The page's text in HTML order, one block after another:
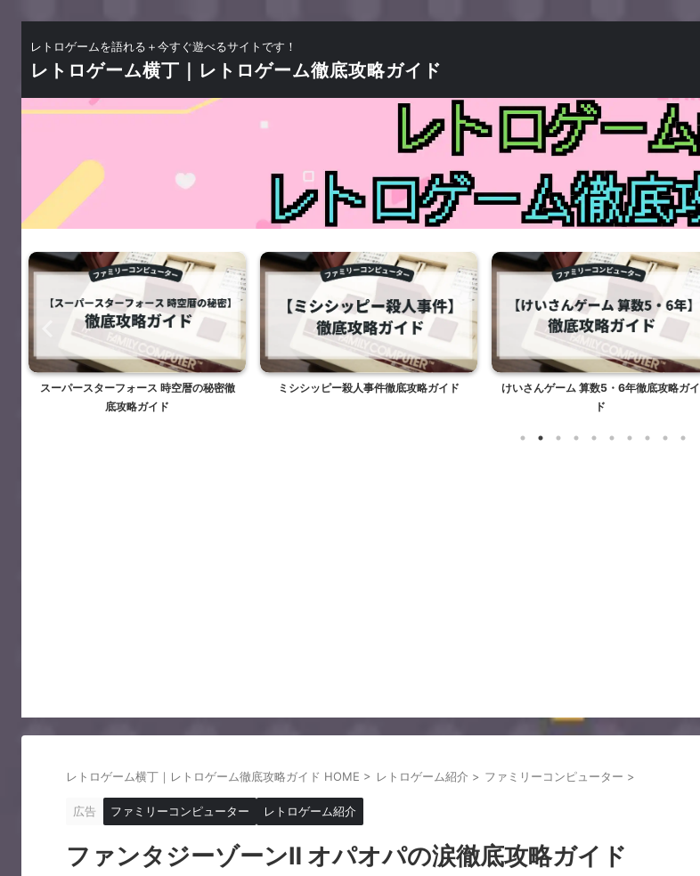
レトロゲームを語れる＋今すぐ遊べるサイトです！
レトロゲーム横丁｜レトロゲーム徹底攻略ガイド
スーパースターフォース 時空暦の秘密徹
底攻略ガイド
ミシシッピー殺人事件徹底攻略ガイド
けいさんゲーム 算数5・6年徹底攻略ガイ
ド
レトロゲーム横丁｜レトロゲーム徹底攻略ガイド HOME > レトロゲーム紹介 > ファミリーコンピューター >
広告 ファミリーコンピューター レトロゲーム紹介
ファンタジーゾーンⅡ オパオパの涙徹底攻略ガイド